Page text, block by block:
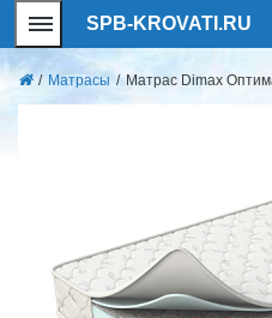
SPB-KROVATI.RU
/ Матрасы / Матрас Dimax